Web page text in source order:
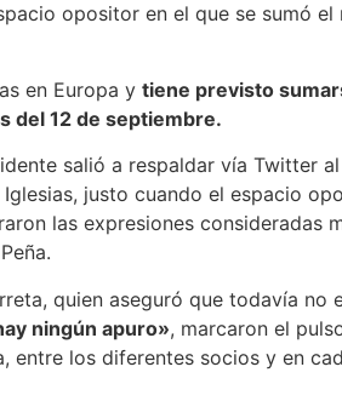
opositor en el que se sumó el
en Europa y tiene previsto
del 12 de septiembre.
salió a respaldar vía Twitter
justo cuando el espacio
las expresiones consideradas
quien aseguró que todavía no
ningún apuro», marcaron el
entre los diferentes socios y en